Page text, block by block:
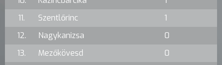
11.
Szentlőrinc
1
12.
Nagykanizsa
0
13.
Mezőkövesd
0